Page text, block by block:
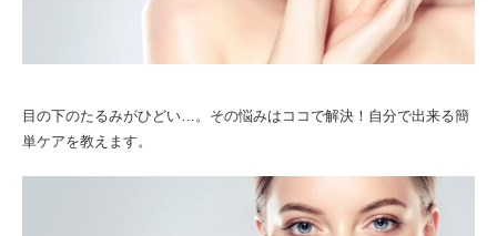
目の下のたるみがひどい…。その悩みはココで解決！自分で出来る簡
単ケアを教えます。